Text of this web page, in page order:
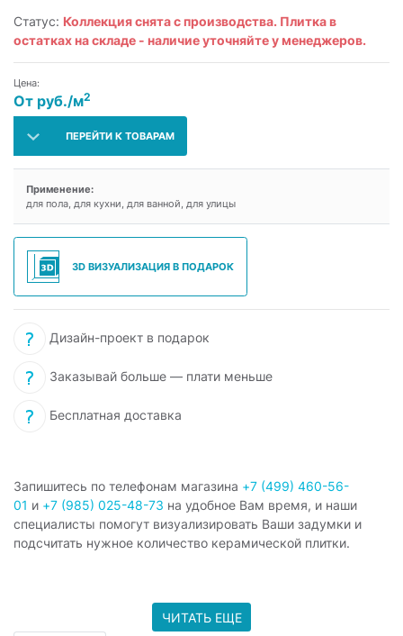
Статус: Коллекция снята с производства. Плитка в
остатках на складе - наличие уточняйте у менеджеров.
Цена:
От руб./м2
ПЕРЕЙТИ К ТОВАРАМ
Применение:
для пола, для кухни, для ванной, для улицы
3D ВИЗУАЛИЗАЦИЯ В ПОДАРОК
Дизайн-проект в подарок
Заказывай больше — плати меньше
Бесплатная доставка
Запишитесь по телефонам магазина +7 (499) 460-56-
01 и +7 (985) 025-48-73 на удобное Вам время, и наши
специалисты помогут визуализировать Ваши задумки и
подсчитать нужное количество керамической плитки.
ЧИТАТЬ ЕЩЕ